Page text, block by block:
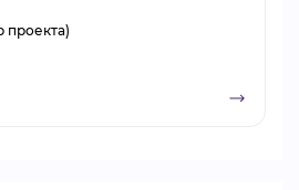
проекта)